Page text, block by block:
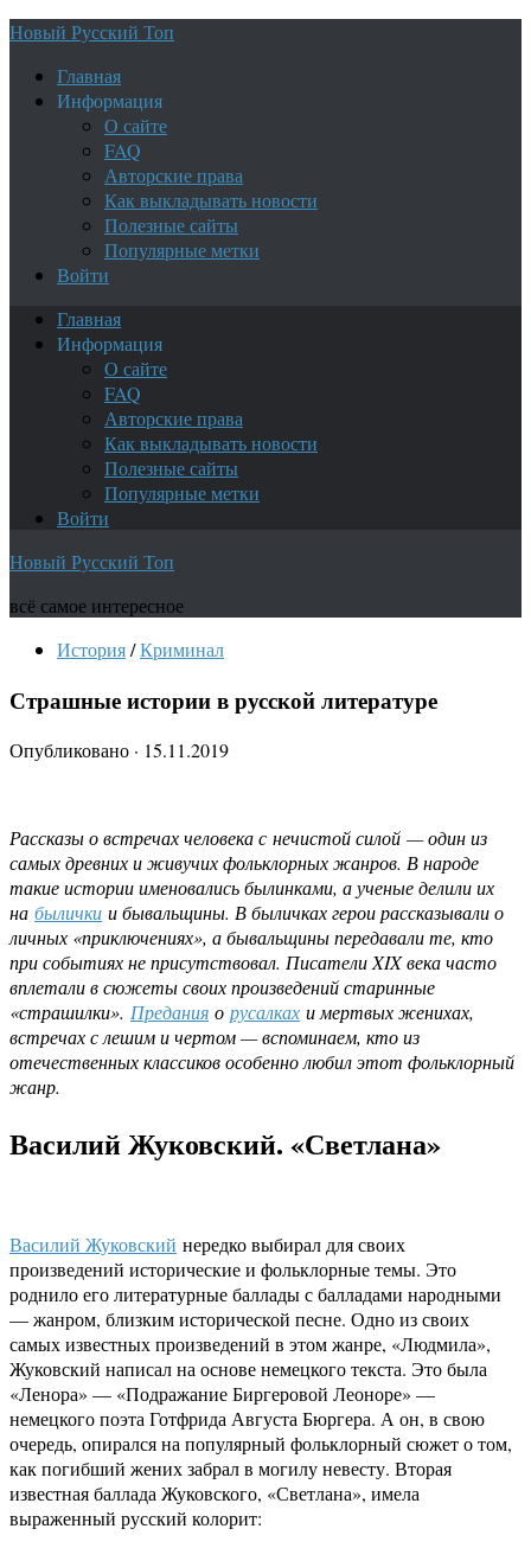
Новый Русский Топ
Главная
Информация
О сайте
FAQ
Авторские права
Как выкладывать новости
Полезные сайты
Популярные метки
Войти
Главная
Информация
О сайте
FAQ
Авторские права
Как выкладывать новости
Полезные сайты
Популярные метки
Войти
Новый Русский Топ
всё самое интересное
История/Криминал
Страшные истории в русской литературе
Опубликовано · 15.11.2019
Рассказы о встречах человека с нечистой силой — один из
самых древних и живучих фольклорных жанров. В народе
такие истории именовались былинками, а ученые делили их
на былички и бывальщины. В быличках герои рассказывали о
личных «приключениях», а бывальщины передавали те, кто
при событиях не присутствовал. Писатели XIX века часто
вплетали в сюжеты своих произведений старинные
«страшилки». Предания о русалках и мертвых женихах,
встречах с лешим и чертом — вспоминаем, кто из
отечественных классиков особенно любил этот фольклорный
жанр.
Василий Жуковский. «Светлана»
Василий Жуковский нередко выбирал для своих
произведений исторические и фольклорные темы. Это
роднило его литературные баллады с балладами народными
— жанром, близким исторической песне. Одно из своих
самых известных произведений в этом жанре, «Людмила»,
Жуковский написал на основе немецкого текста. Это была
«Ленора» — «Подражание Биргеровой Леоноре» —
немецкого поэта Готфрида Августа Бюргера. А он, в свою
очередь, опирался на популярный фольклорный сюжет о том,
как погибший жених забрал в могилу невесту. Вторая
известная баллада Жуковского, «Светлана», имела
выраженный русский колорит: